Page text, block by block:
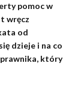
pomoc w
wręcz
od
dzieje i na co
prawnika, który